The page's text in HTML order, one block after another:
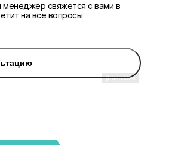
менеджер свяжется с вами в
на все вопросы